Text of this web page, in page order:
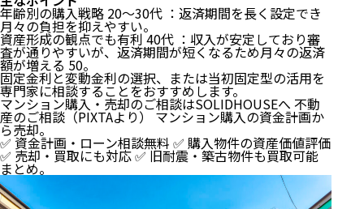
年齢別の購入戦略 20〜30代 ：返済期間を長く設定でき
月々の負担を抑えやすい。
資産形成の観点でも有利 40代 ：収入が安定しており審
査が通りやすいが、返済期間が短くなるため月々の返済
額が増える 50。
固定金利と変動金利の選択、または当初固定型の活用を
専門家に相談することをおすすめします。
マンション購入・売却のご相談はSOLIDHOUSEへ 不動
産のご相談（PIXTAより） マンション購入の資金計画か
ら売却。
✅ 資金計画・ローン相談無料 ✅ 購入物件の資産価値評価
✅ 売却・買取にも対応 ✅ 旧耐震・築古物件も買取可能
まとめ。